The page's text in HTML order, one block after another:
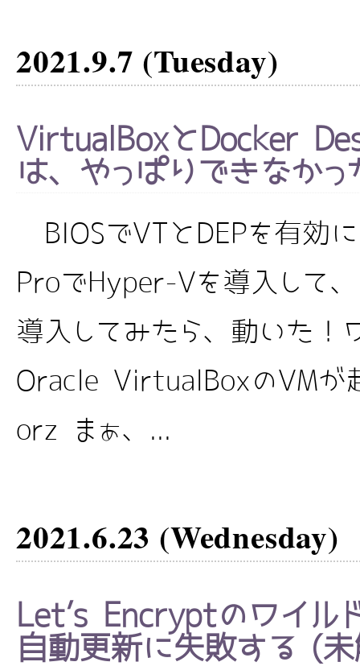
2021.9.7 (Tuesday)
VirtualBoxとDocker
は、やっぱりできなか
BIOSでVTとDEPを有効
ProでHyper-Vを導入して
導入してみたら、動いた
Oracle VirtualBoxのVMが
orz まぁ、...
2021.6.23 (Wednesday)
Let’s Encryptのワイル
自動更新に失敗する (